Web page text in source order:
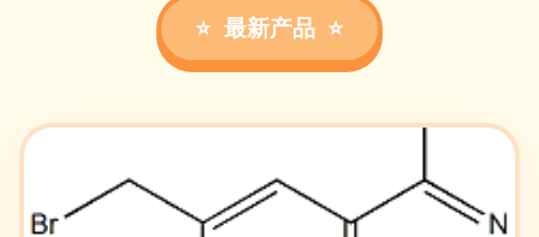
最新产品